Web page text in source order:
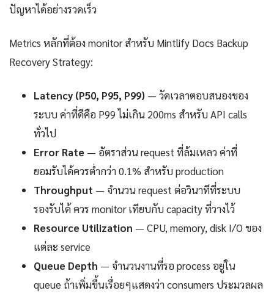
ปัญหาได้อย่างรวดเร็ว
Metrics หลักที่ต้อง monitor สำหรับ Mintlify Docs Backup
Recovery Strategy:
Latency (P50, P95, P99) — วัดเวลาตอบสนองของ
ระบบ ค่าที่ดีคือ P99 ไม่เกิน 200ms สำหรับ API calls
ทั่วไป
Error Rate — อัตราส่วน request ที่ล้มเหลว ค่าที่
ยอมรับได้ควรต่ำกว่า 0.1% สำหรับ production
Throughput — จำนวน request ต่อวินาทีที่ระบบ
รองรับได้ ควร monitor เทียบกับ capacity ที่วางไว้
Resource Utilization — CPU, memory, disk I/O ของ
แต่ละ service
Queue Depth — จำนวนงานที่รอ process อยู่ใน
queue ถ้าเพิ่มขึ้นเรื่อยๆแสดงว่า consumers ประมวลผล